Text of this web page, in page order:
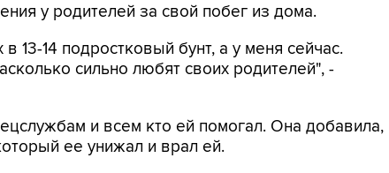
у родителей за свой побег из дома.
13-14 подростковый бунт, а у меня сейчас.
сильно любят своих родителей", -
и всем кто ей помогал. Она добавила,
ее унижал и врал ей.